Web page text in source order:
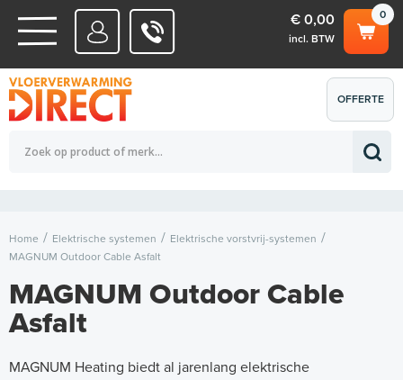
WATERSYSTEMEN
ELEKTRISCHE SYSTEMEN
0
€ 0,00
incl. BTW
Totaalbedrag (incl. BTW) € 0,00
OFFERTE
AANVRAGEN
Home Elektrische systemen
Elektrische vorstvrij-systemen
MAGNUM Outdoor Cable Asfalt
MAGNUM Outdoor Cable
Asfalt
MAGNUM Heating biedt al jarenlang elektrische